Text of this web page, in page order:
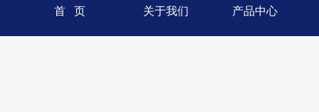
首 页 关于我们 产品中心